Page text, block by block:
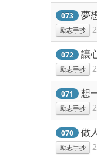
073 夢
勵志手抄
072 讓
勵志手抄
071 想
勵志手抄
070 做
勵志手抄